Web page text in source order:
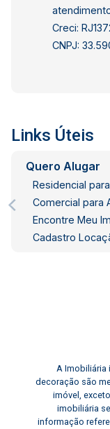
Creci:
CNPJ:
Links Úteis
Quero Alugar
Residencial
Comercial para
Encontre Meu
Cadastro
A Imobiliária
decoração são
imóvel,
imobiliária
informação